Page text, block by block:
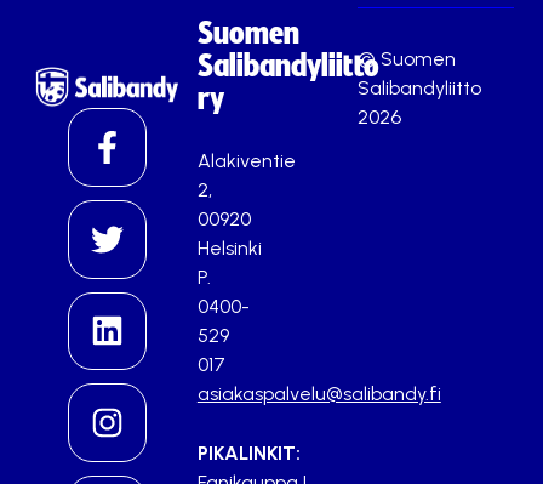
Suomen
Salibandyliitto
ry
Alakiventie
2,
00920
Helsinki
P.
0400-
529
017
asiakaspalvelu@salibandy.fi
PIKALINKIT:
© Suomen
Salibandyliitto
2026